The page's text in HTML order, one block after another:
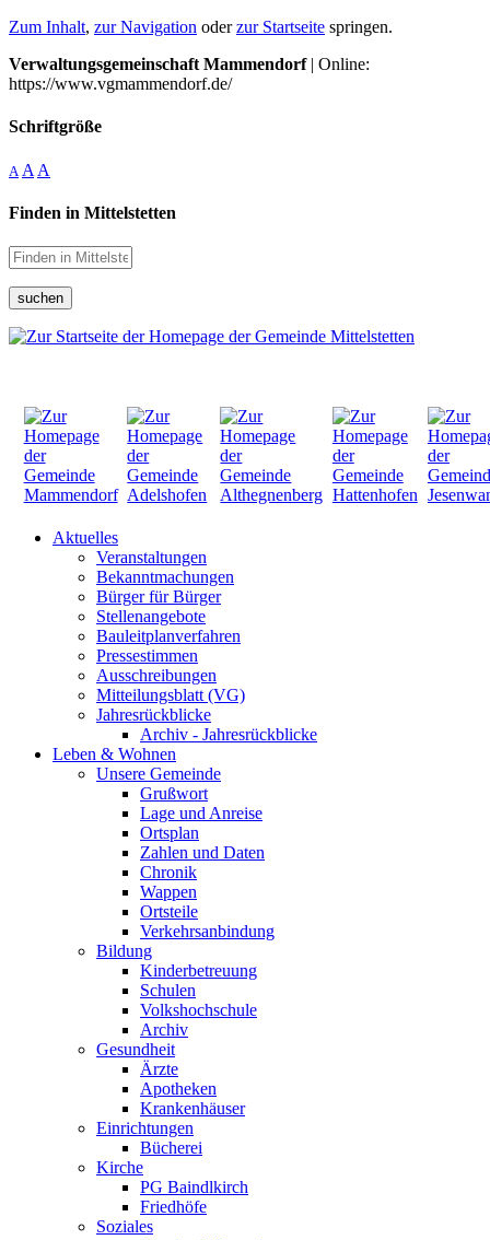
Zum Inhalt, zur Navigation oderzur Startseite springen.
Verwaltungsgemeinschaft Mammendorf| Online:
https://www.vgmammendorf.de/
Schriftgröße
A A A
Finden in Mittelstetten
suchen
Aktuelles
Veranstaltungen
Bekanntmachungen
Bürger für Bürger
Stellenangebote
Bauleitplanverfahren
Pressestimmen
Ausschreibungen
Mitteilungsblatt (VG)
Jahresrückblicke
Archiv - Jahresrückblicke
Leben & Wohnen
Unsere Gemeinde
Grußwort
Lage und Anreise
Ortsplan
Zahlen und Daten
Chronik
Wappen
Ortsteile
Verkehrsanbindung
Bildung
Kinderbetreuung
Schulen
Volkshochschule
Archiv
Gesundheit
Ärzte
Apotheken
Krankenhäuser
Einrichtungen
Bücherei
Kirche
PG Baindlkirch
Friedhöfe
Soziales